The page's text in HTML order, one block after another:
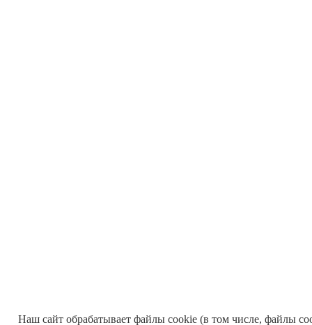
Наш сайт обрабатывает файлы cookie (в том числе, файлы